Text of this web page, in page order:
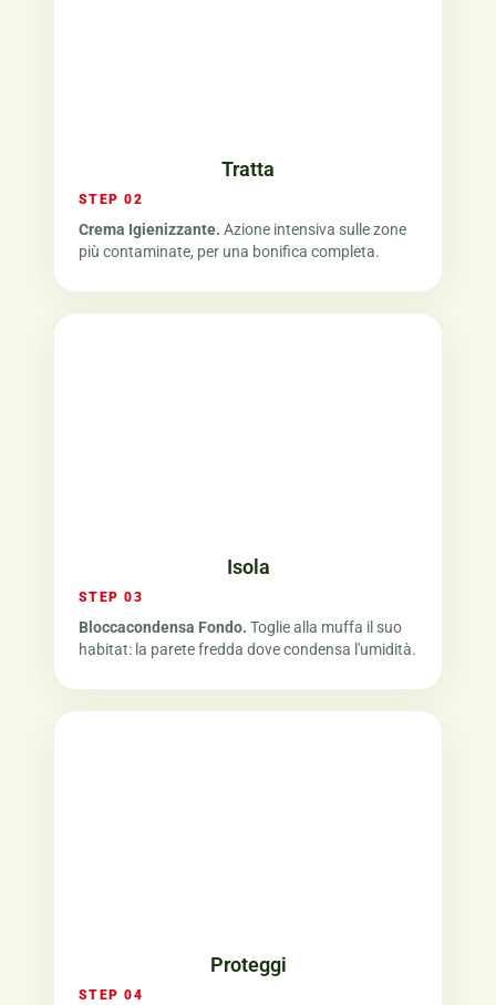
Tratta
STEP 02
Crema Igienizzante. Azione intensiva sulle zone
più contaminate, per una bonifica completa.
Isola
STEP 03
Bloccacondensa Fondo. Toglie alla muffa il suo
habitat: la parete fredda dove condensa l'umidità.
Proteggi
STEP 04